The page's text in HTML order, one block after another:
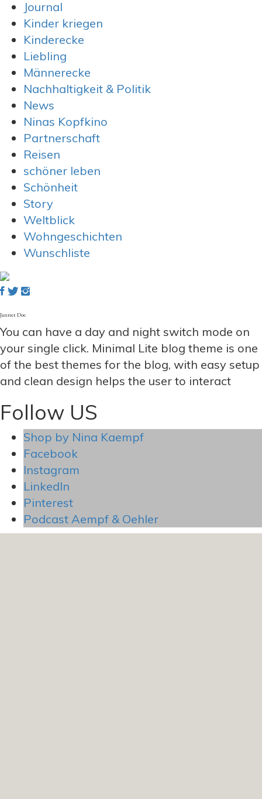
Journal
Kinder kriegen
Kinderecke
Liebling
Männerecke
Nachhaltigkeit & Politik
News
Ninas Kopfkino
Partnerschaft
Reisen
schöner leben
Schönheit
Story
Weltblick
Wohngeschichten
Wunschliste
Jannet Doe
You can have a day and night switch mode on
your single click. Minimal Lite blog theme is one
of the best themes for the blog, with easy setup
and clean design helps the user to interact
Follow US
Shop by Nina Kaempf
Facebook
Instagram
LinkedIn
Pinterest
Podcast Aempf & Oehler